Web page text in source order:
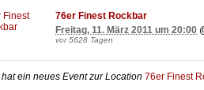
76er Finest Rockbar
Freitag, 11. März 2011 um 20:00
vor 5628 Tagen
hat ein neues Event zur Location 76er Finest